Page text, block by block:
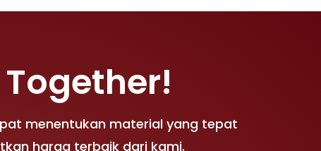
menentukan material yang tepat
harga terbaik dari kami.